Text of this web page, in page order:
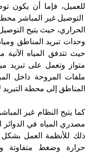
للعميل، فإما أن يكون
التوصيل غير المباشر
الحراري، حيث يتيح
وحدات تبريد المناطق
حيث تتدفق المياه
متواز وتعمل على تبريد
ملفات المروحة داخل
المناطق إلى محطة التبريد
كما يتيح النظام غير
مصدري المياه في
ذلك للأنظمة العمل
حرارة وضغط متفاوتة